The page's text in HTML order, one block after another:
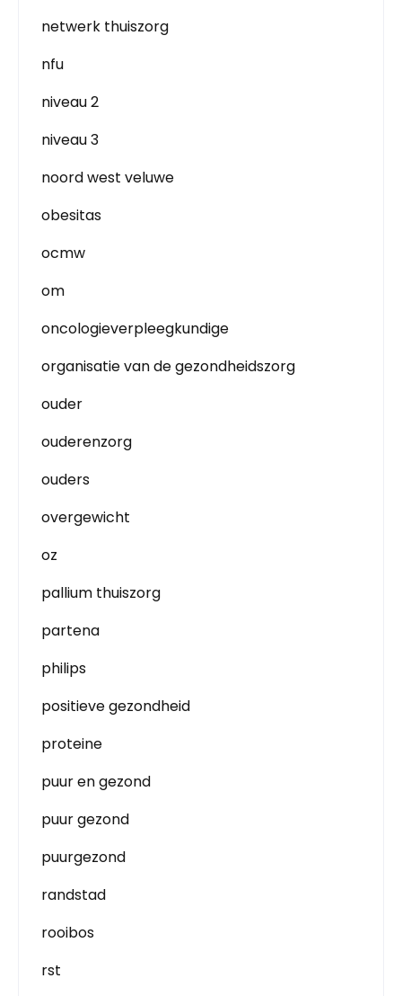
netwerk thuiszorg
nfu
niveau 2
niveau 3
noord west veluwe
obesitas
ocmw
om
oncologieverpleegkundige
organisatie van de gezondheidszorg
ouder
ouderenzorg
ouders
overgewicht
oz
pallium thuiszorg
partena
philips
positieve gezondheid
proteine
puur en gezond
puur gezond
puurgezond
randstad
rooibos
rst